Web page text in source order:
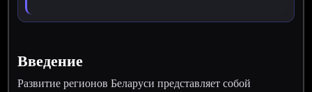
Введение
Развитие регионов Беларуси представляет собой